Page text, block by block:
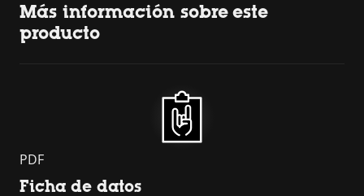
Más información sobre este
producto
PDF
Ficha de datos